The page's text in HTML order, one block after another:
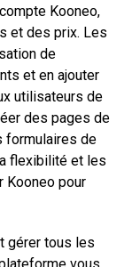
Kooneo,
et des prix. Les
de
et en ajouter
utilisateurs de
des pages de
formulaires de
flexibilité et les
pour
gérer tous les